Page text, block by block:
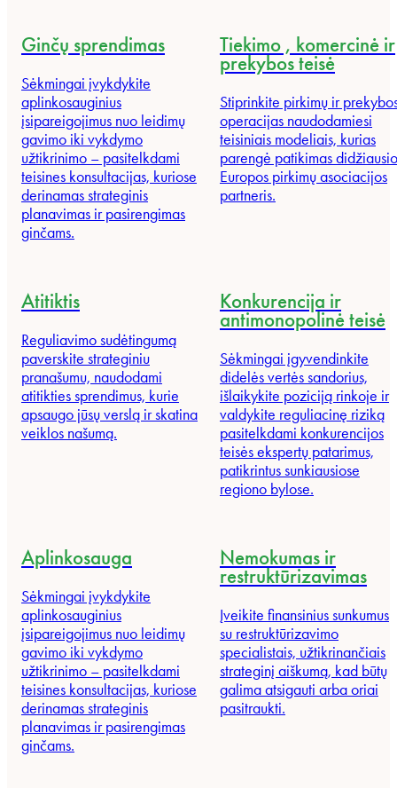
Ginčų sprendimas
Sėkmingai įvykdykite
aplinkosauginius
įsipareigojimus nuo leidimų
gavimo iki vykdymo
užtikrinimo – pasitelkdami
teisines konsultacijas, kuriose
derinamas strateginis
planavimas ir pasirengimas
ginčams.
Tiekimo , komercinė ir
prekybos teisė
Stiprinkite pirkimų ir
operacijas naudodamiesi
teisiniais modeliais, kurias
parengė patikimas
Europos pirkimų asociacijos
partneris.
Atitiktis
Reguliavimo sudėtingumą
paverskite strateginiu
pranašumu, naudodami
atitikties sprendimus, kurie
apsaugo jūsų verslą ir skatina
veiklos našumą.
Konkurencija ir
antimonopolinė teisė
Sėkmingai įgyvendinkite
didelės vertės sandorius,
išlaikykite poziciją rinkoje ir
valdykite reguliacinę riziką
pasitelkdami konkurencijos
teisės ekspertų patarimus,
patikrintus sunkiausiose
regiono bylose.
Aplinkosauga
Sėkmingai įvykdykite
aplinkosauginius
įsipareigojimus nuo leidimų
gavimo iki vykdymo
užtikrinimo – pasitelkdami
teisines konsultacijas, kuriose
derinamas strateginis
planavimas ir pasirengimas
ginčams.
Nemokumas ir
restruktūrizavimas
Įveikite finansinius sunkumus
su restruktūrizavimo
specialistais, užtikrinančiais
strateginį aiškumą, kad būtų
galima atsigauti arba oriai
pasitraukti.